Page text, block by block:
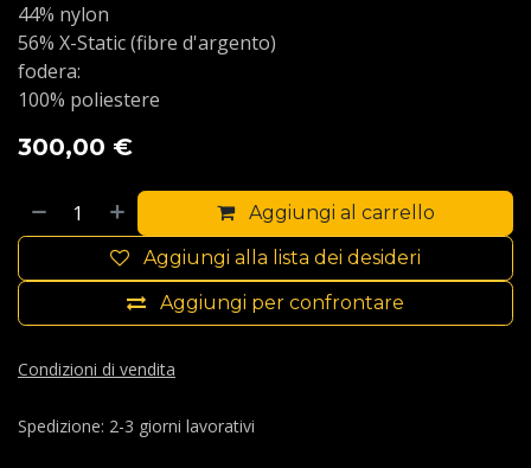
44% nylon
56% X-Static (fibre d'argento)
fodera:
100% poliestere
300,00 €
Aggiungi al carrello
Aggiungi per confrontare
Aggiungi alla lista dei desideri
Condizioni di vendita
Spedizione: 2-3 giorni lavorativi